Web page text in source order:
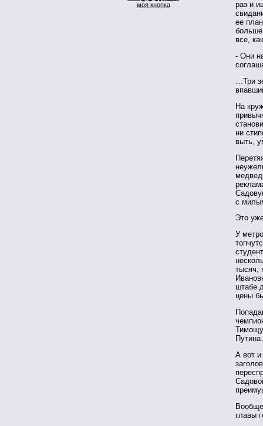
моя кнопка
раз и
ее
больше
все,
- Они
…Три
На
ни
выть,
с
Это
У
тысяч;
штабе
цены
А вот и
главы